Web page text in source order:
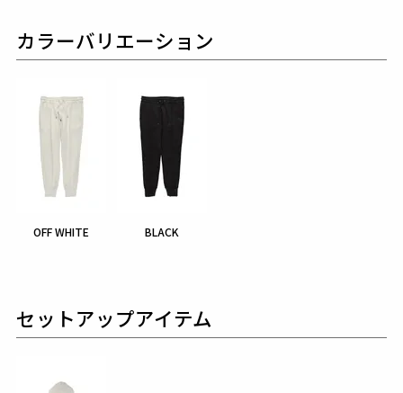
カラーバリエーション
OFF WHITE BLACK
セットアップアイテム